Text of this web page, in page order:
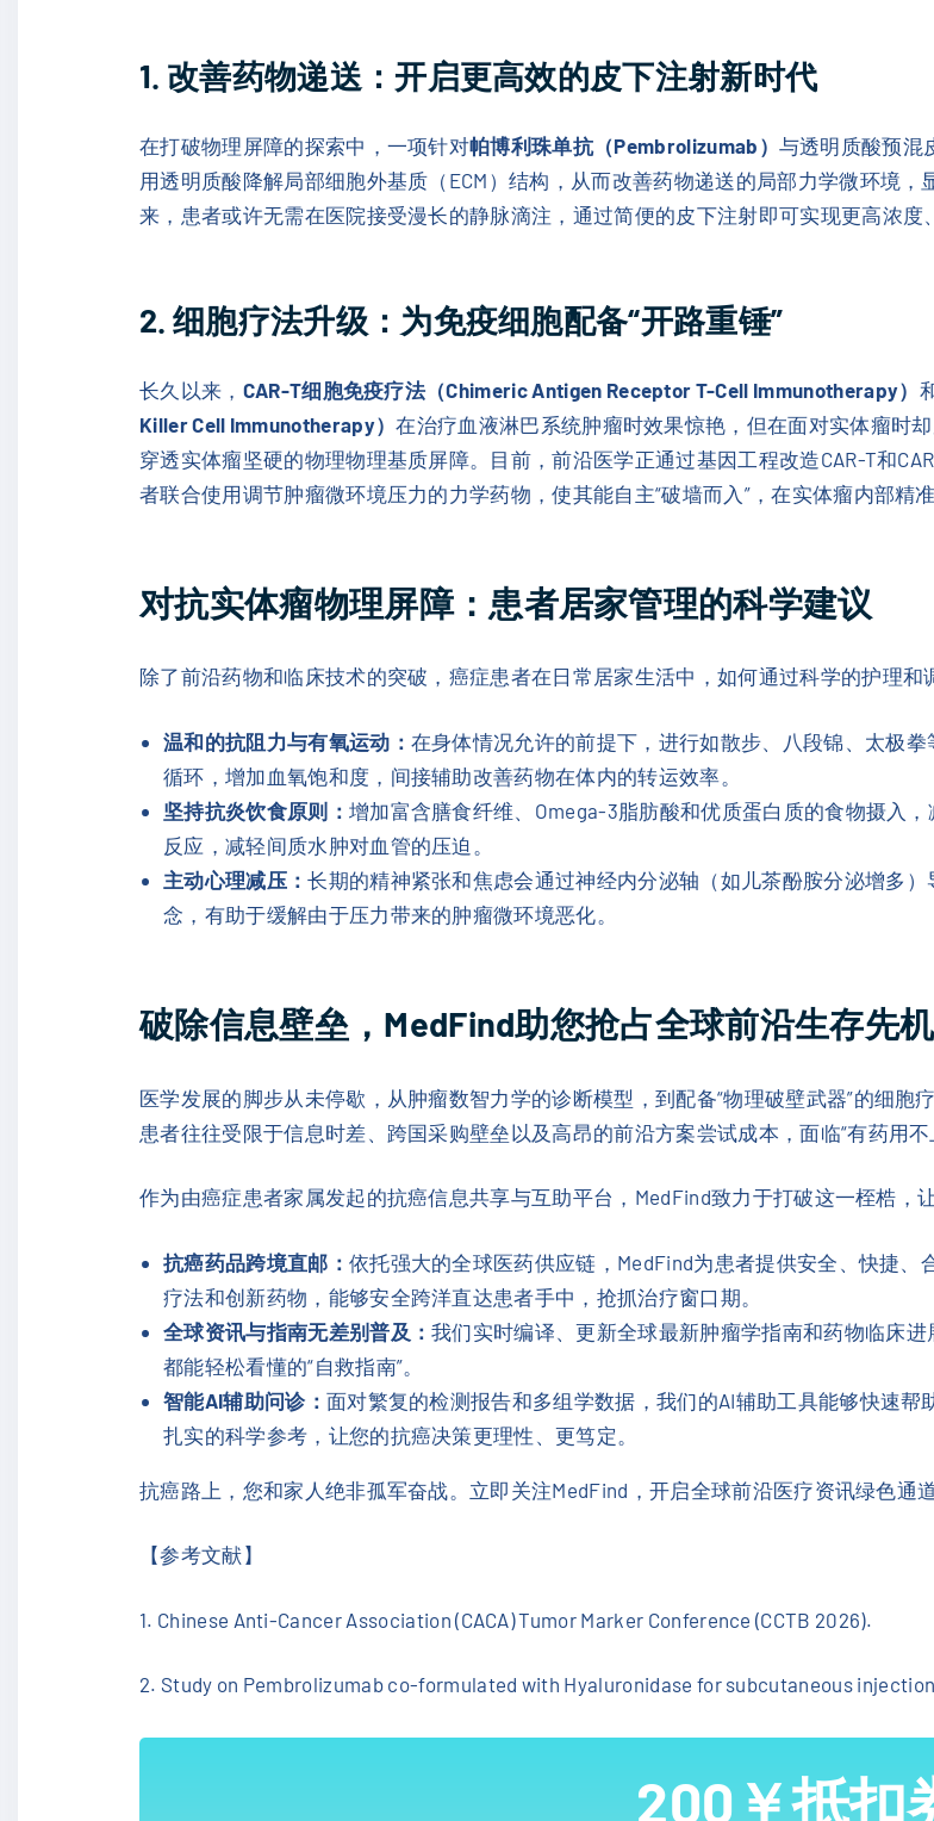
1. 改善药物递送：开启更高效的皮下注射新时代
在打破物理屏障的探索中，一项针对帕博利珠单抗（Pembrolizumab） 与透明质酸预混
用透明质酸降解局部细胞外基质（ECM）结构，从而改善药物递送的局部力学微环境
来，患者或许无需在医院接受漫长的静脉滴注，通过简便的皮下注射即可实现更高浓度
2. 细胞疗法升级：为免疫细胞配备“开路重锤”
长久以来， CAR-T细胞免疫疗法（Chimeric Antigen Receptor T-Cell Immunotherapy）
Killer Cell Immunotherapy）在治疗血液淋巴系统肿瘤时效果惊艳，但在面对实体瘤时
穿透实体瘤坚硬的物理物理基质屏障。目前，前沿医学正通过基因工程改造CAR-T和
者联合使用调节肿瘤微环境压力的力学药物，使其能自主“破墙而入”，在实体瘤内部精准
对抗实体瘤物理屏障：患者居家管理的科学建议
除了前沿药物和临床技术的突破，癌症患者在日常居家生活中，如何通过科学的护理
温和的抗阻力与有氧运动： 在身体情况允许的前提下，进行如散步、八段锦、太极
循环，增加血氧饱和度，间接辅助改善药物在体内的转运效率。
坚持抗炎饮食原则： 增加富含膳食纤维、Omega-3脂肪酸和优质蛋白质的食物摄入
反应，减轻间质水肿对血管的压迫。
主动心理减压：长期的精神紧张和焦虑会通过神经内分泌轴（如儿茶酚胺分泌增多
念，有助于缓解由于压力带来的肿瘤微环境恶化。
破除信息壁垒，MedFind助您抢占全球前沿生存先机
医学发展的脚步从未停歇，从肿瘤数智力学的诊断模型，到配备“物理破壁武器”的细
患者往往受限于信息时差、跨国采购壁垒以及高昂的前沿方案尝试成本，面临“有药用不
作为由癌症患者家属发起的抗癌信息共享与互助平台，MedFind致力于打破这一桎梏，让
抗癌药品跨境直邮： 依托强大的全球医药供应链，MedFind为患者提供安全、快捷
疗法和创新药物，能够安全跨洋直达患者手中，抢抓治疗窗口期。
全球资讯与指南无差别普及：我们实时编译、更新全球最新肿瘤学指南和药物临床
都能轻松看懂的“自救指南”。
智能AI辅助问诊： 面对繁复的检测报告和多组学数据，我们的AI辅助工具能够快速
扎实的科学参考，让您的抗癌决策更理性、更笃定。
抗癌路上，您和家人绝非孤军奋战。立即关注MedFind，开启全球前沿医疗资讯绿色通
【参考文献】
1. Chinese Anti-Cancer Association (CACA) Tumor Marker Conference (CCTB 2026).
2. Study on Pembrolizumab co-formulated with Hyaluronidase for subcutaneous
200￥抵扣